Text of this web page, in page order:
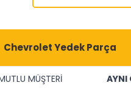
Chevrolet Yedek Parça
MÜŞTERİ AYNI